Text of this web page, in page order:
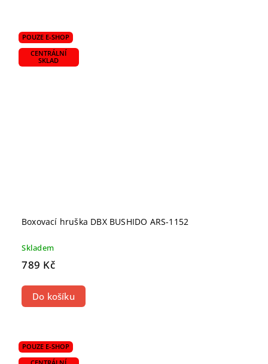
POUZE E-SHOP
CENTRÁLNÍ
SKLAD
Boxovací hruška DBX BUSHIDO ARS-1152
Skladem
789 Kč
Do košíku
POUZE E-SHOP